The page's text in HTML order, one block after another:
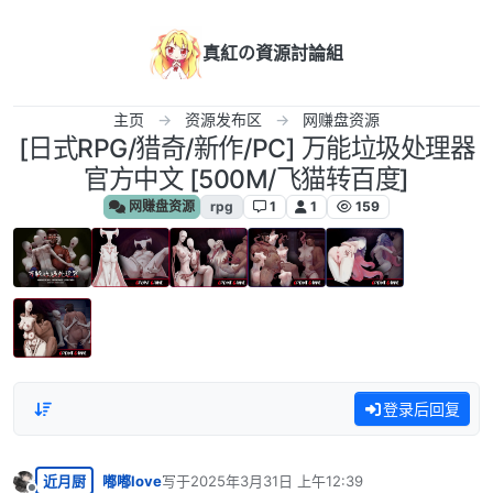
真紅の資源討論組
主页 资源发布区 网赚盘资源
[日式RPG/猎奇/新作/PC] 万能垃圾处理器
官方中文 [500M/飞猫转百度]
网赚盘资源 rpg 1 1 159
登录后回复
近月厨 嘟嘟love写于2025年3月31日 上午12:39